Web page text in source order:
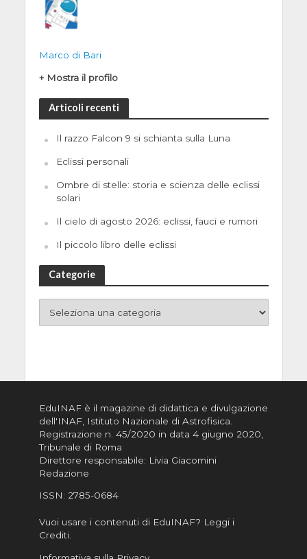
Marco di Bari
+ Mostra il profilo
Articoli recenti
Il razzo Falcon 9 si schianta sulla Luna
Eclissi personali
Ombre di stelle: storia e scienza delle eclissi
solari
Il cielo di agosto 2026: eclissi, fauci e rumori
Il piccolo libro delle eclissi
Categorie
EduINAF è il magazine di didattica e divulgazione
dell'INAF, Istituto Nazionale di Astrofisica
Registrazione n. 45/2020 in data 4 giugno 2020,
Tribunale di Roma
Direttore responsabile: Livia Giacomini
Redazione
ISSN: 2785-0684
Vuoi usare i contenuti di EduINAF? Leggi i
Crediti.